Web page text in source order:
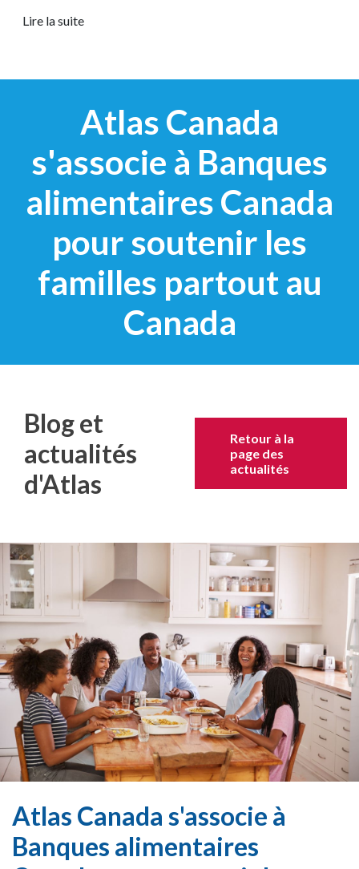
Lire la suite
Atlas Canada
s'associe à Banques
alimentaires Canada
pour soutenir les
familles partout au
Canada
Blog et
actualités
d'Atlas
Retour à la
page des
actualités
Atlas Canada s'associe à
Banques alimentaires